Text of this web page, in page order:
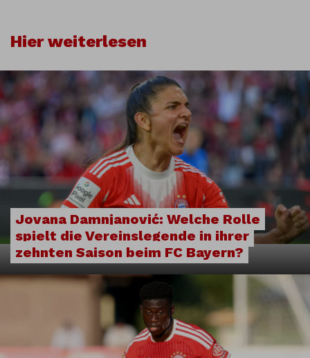
Hier weiterlesen
Jovana Damnjanović: Welche Rolle
spielt die Vereinslegende in ihrer
zehnten Saison beim FC Bayern?